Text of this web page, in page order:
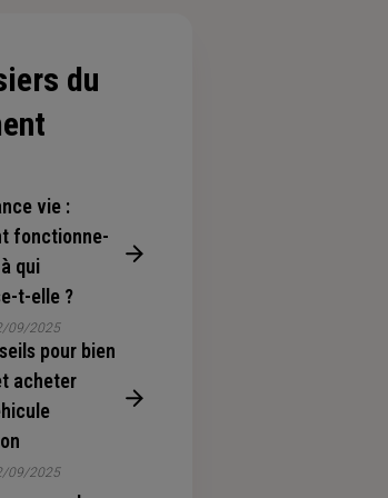
du
vie :
fonctionne-
qui
t-elle ?
09/2025
pour bien
acheter
09/2025